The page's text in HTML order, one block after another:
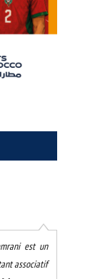
est un
associatif